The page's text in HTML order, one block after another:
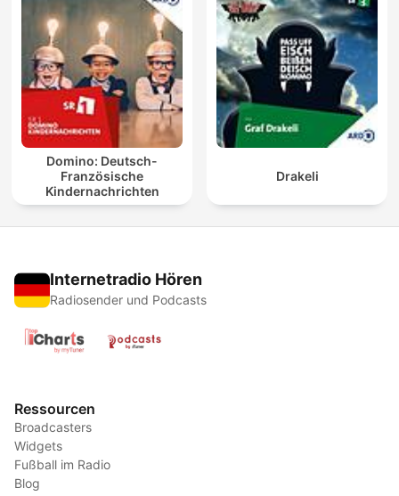
Domino: Deutsch-
Französische
Kindernachrichten
Drakeli
Internetradio Hören
Radiosender und Podcasts
Ressourcen
Broadcasters
Widgets
Fußball im Radio
Blog